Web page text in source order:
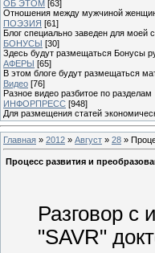
ОБ ЭТОМ [63]
Отношения между мужчиной
ПОЭЗИЯ [61]
Блог специально заведен для
БОНУСЫ [30]
Здесь будут размещаться Бонусы
АФЕРЫ [65]
В этом блоге будут размещаться
Видео [76]
Разное видео разбитое по разделам
ИНФОРПРЕСС [948]
Для размещения статей
Главная » 2012 » Август » 28 »
Процесс развития и
Разговор с
"SAVR"